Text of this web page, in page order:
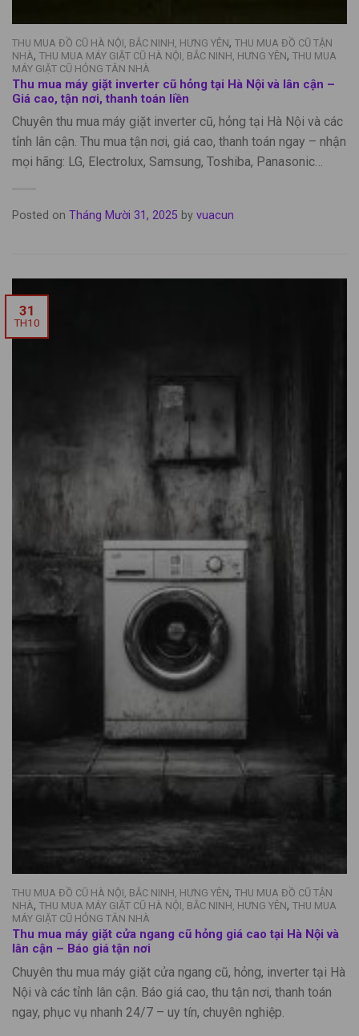
THU MUA ĐỒ CŨ HÀ NỘI, BẮC NINH, HƯNG YÊN, THU MUA ĐỒ CŨ TẬN
NHÀ, THU MUA MÁY GIẶT CŨ HÀ NỘI, BẮC NINH, HƯNG YÊN, THU MUA
MÁY GIẶT CŨ HỎNG TÂN NHÀ
Thu mua máy giặt inverter cũ hỏng tại Hà Nội và lân cận –
Giá cao, tận nơi, thanh toán liền
Chuyên thu mua máy giặt inverter cũ, hỏng tại Hà Nội và các
tỉnh lân cận. Thu mua tận nơi, giá cao, thanh toán ngay – nhận
mọi hãng: LG, Electrolux, Samsung, Toshiba, Panasonic…
Posted on Tháng Mười 31, 2025 by vuacun
31
TH10
THU MUA ĐỒ CŨ HÀ NỘI, BẮC NINH, HƯNG YÊN, THU MUA ĐỒ CŨ TẬN
NHÀ, THU MUA MÁY GIẶT CŨ HÀ NỘI, BẮC NINH, HƯNG YÊN, THU MUA
MÁY GIẶT CŨ HỎNG TÂN NHÀ
Thu mua máy giặt cửa ngang cũ hỏng giá cao tại Hà Nội và
lân cận – Báo giá tận nơi
Chuyên thu mua máy giặt cửa ngang cũ, hỏng, inverter tại Hà
Nội và các tỉnh lân cận. Báo giá cao, thu tận nơi, thanh toán
ngay, phục vụ nhanh 24/7 – uy tín, chuyên nghiệp.